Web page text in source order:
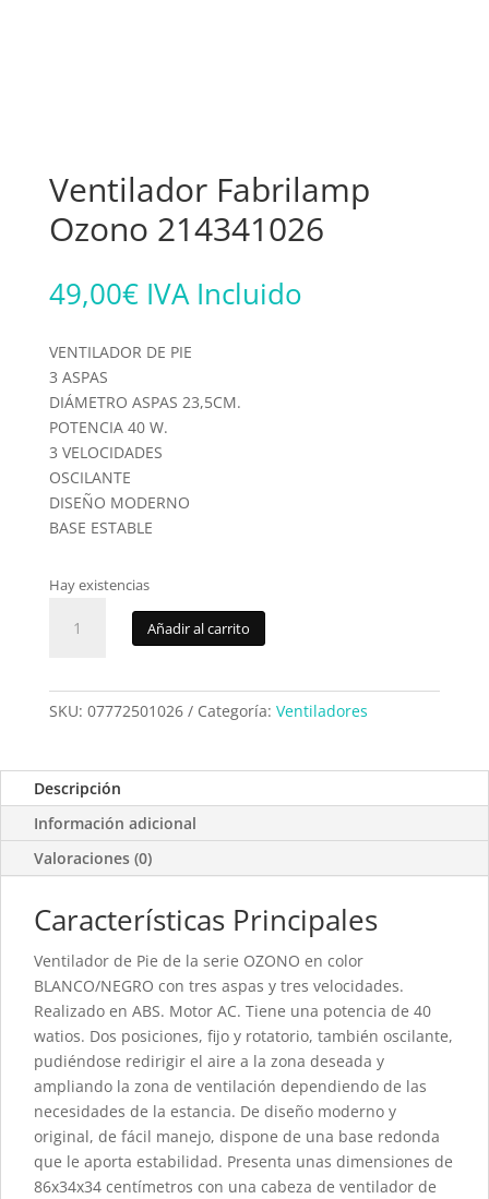
Ventilador Fabrilamp
Ozono 214341026
49,00€ IVA Incluido
VENTILADOR DE PIE
3 ASPAS
DIÁMETRO ASPAS 23,5CM.
POTENCIA 40 W.
3 VELOCIDADES
OSCILANTE
DISEÑO MODERNO
BASE ESTABLE
Hay existencias
Fabrilamp
cantidad
Añadir al carrito
SKU: 07772501026 Categoría: Ventiladores
Descripción
Información adicional
Valoraciones (0)
Características Principales
Ventilador de Pie de la serie OZONO en color
BLANCO/NEGRO con tres aspas y tres velocidades.
Realizado en ABS. Motor AC. Tiene una potencia de 40
watios. Dos posiciones, fijo y rotatorio, también oscilante,
pudiéndose redirigir el aire a la zona deseada y
ampliando la zona de ventilación dependiendo de las
necesidades de la estancia. De diseño moderno y
original, de fácil manejo, dispone de una base redonda
que le aporta estabilidad. Presenta unas dimensiones de
86x34x34 centímetros con una cabeza de ventilador de